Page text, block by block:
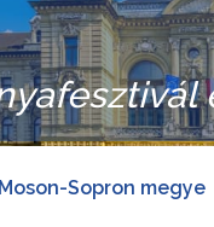
Sopron megye